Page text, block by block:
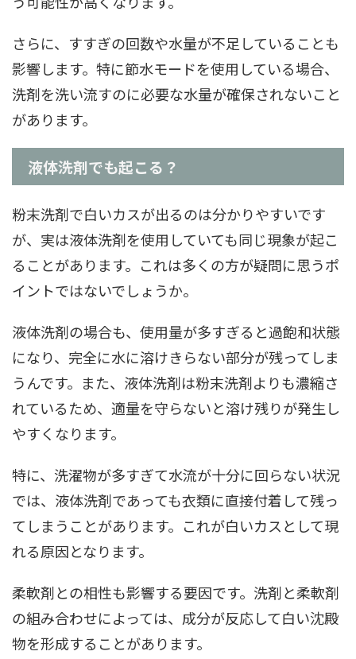
さらに、すすぎの回数や水量が不足していることも
影響します。特に節水モードを使用している場合、
洗剤を洗い流すのに必要な水量が確保されないこと
があります。
液体洗剤でも起こる？
粉末洗剤で白いカスが出るのは分かりやすいです
が、実は液体洗剤を使用していても同じ現象が起こ
ることがあります。これは多くの方が疑問に思うポ
イントではないでしょうか。
液体洗剤の場合も、使用量が多すぎると過飽和状態
になり、完全に水に溶けきらない部分が残ってしま
うんです。また、液体洗剤は粉末洗剤よりも濃縮さ
れているため、適量を守らないと溶け残りが発生し
やすくなります。
特に、洗濯物が多すぎて水流が十分に回らない状況
では、液体洗剤であっても衣類に直接付着して残っ
てしまうことがあります。これが白いカスとして現
れる原因となります。
柔軟剤との相性も影響する要因です。洗剤と柔軟剤
の組み合わせによっては、成分が反応して白い沈殿
物を形成することがあります。